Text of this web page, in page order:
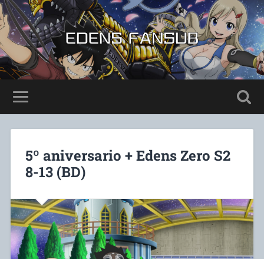
5º aniversario + Edens Zero S2
8-13 (BD)